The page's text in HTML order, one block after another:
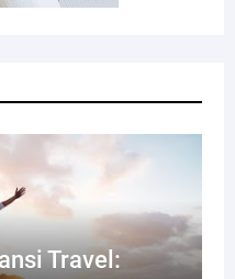
Travel: